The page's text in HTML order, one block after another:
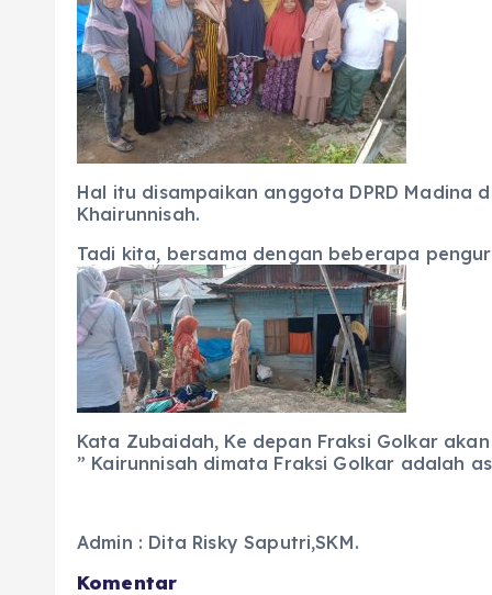
Hal itu disampaikan anggota DPRD Madina
Khairunnisah.
Tadi kita, bersama dengan beberapa
Kata Zubaidah, Ke depan Fraksi Golkar
” Kairunnisah dimata Fraksi Golkar adalah
Admin : Dita Risky Saputri,SKM.
Komentar